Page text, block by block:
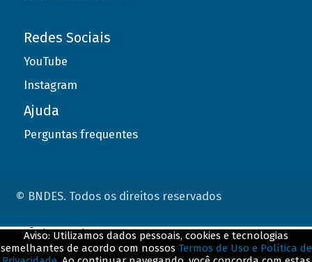
Redes Sociais
YouTube
Instagram
Ajuda
Perguntas frequentes
© BNDES. Todos os direitos reservados
Aviso: Utilizamos dados pessoais, cookies e tecnologias
semelhantes de acordo com nossos Termos de Uso e Política de
ConteÃºdo complementar
${title}${badge}